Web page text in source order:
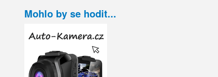
Mohlo by se hodit...